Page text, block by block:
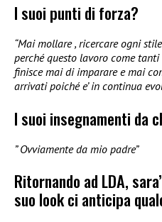
I suoi punti di forza?
“Mai mollare , ricercare ogni
perché questo lavoro come
finisce mai di imparare e mai
arrivati poiché e’ in continua
I suoi insegnamenti da
” Ovviamente da mio padre”
Ritornando ad LDA,
suo look ci anticipa